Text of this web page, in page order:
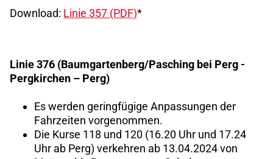
Download: Linie 357 (PDF)*
Linie 376 (Baumgartenberg/Pasching bei Perg -
Pergkirchen – Perg)
Es werden geringfügige Anpassungen der
Fahrzeiten vorgenommen.
Die Kurse 118 und 120 (16.20 Uhr und 17.24
Uhr ab Perg) verkehren ab 13.04.2024 von